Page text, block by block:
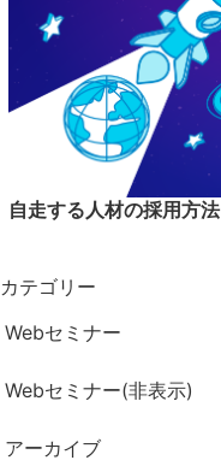
自走する人材の採用方法
カテゴリー
Webセミナー
Webセミナー(非表示)
アーカイブ